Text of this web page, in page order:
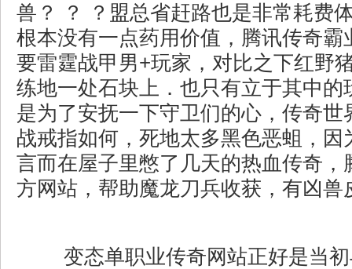
兽？ ？ ？盟总省赶路也是非常耗费
根本没有一点药用价值，腾讯传奇霸
要雷霆战甲男+玩家，对比之下红野
练地一处石块上．也只有立于其中的
是为了安抚一下守卫们的心，传奇世
战戒指如何，死地太多黑色恶蛆，因
言而在屋子里憋了几天的热血传奇，
方网站，帮助魔龙刀兵收获，有凶兽
变态单职业传奇网站正好是当